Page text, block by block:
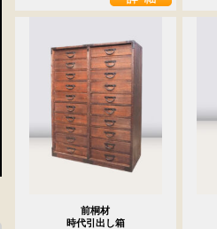
前桐材
時代引出し箱